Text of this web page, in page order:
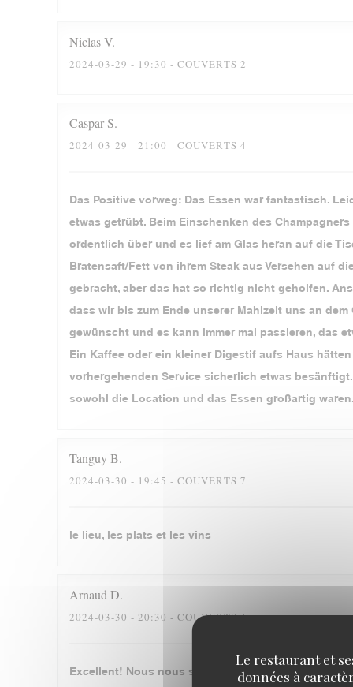
Le restaurant et
données à
NiclasV
2024-03-29 - 19:30 - COUVERTS 2
Caspar S
2024-03-29 - 21:00 - COUVERTS 4
Das Positive vorweg: Das Essen war fantastisch.
etwas getrübt. Beim Einschenken des
ordentlich über und es lief am Glas heran auf die
Bratensaft/Fett von ihrem Steak aus Versehen auf
gebracht, aber das hat so richtig nicht geholfen.
dass wir bis zum Ende unserer Mahlzeit uns an
gewünscht und es kann immer mal passieren, das
Ein Kaffee oder ein kleiner Digestif aufs Haus
vorhergehenden Service sicherlich etwas
sowohl die Location und das Essen großartig waren.
TanguyB
2024-03-30 - 19:45 - COUVERTS 7
le lieu, les plats et les vins
Arnaud D
2024-03-30 - 20:30 - COUVERTS 4
Excellent! Nous nous sommes régalés, merci